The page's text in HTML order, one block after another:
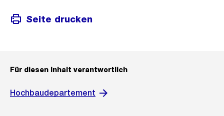
Seite drucken
Für diesen Inhalt verantwortlich
Hochbaudepartement